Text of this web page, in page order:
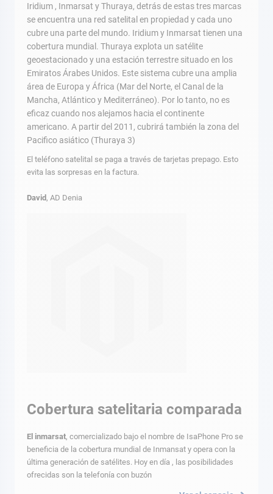
Iridium , Inmarsat y Thuraya, detrás de estas tres marcas
se encuentra una red satelital en propiedad y cada uno
cubre una parte del mundo. Iridium y Inmarsat tienen una
cobertura mundial. Thuraya explota un satélite
geoestacionado y una estación terrestre situado en los
Emiratos Árabes Unidos. Este sistema cubre una amplia
área de Europa y África (Mar del Norte, el Canal de la
Mancha, Atlántico y Mediterráneo). Por lo tanto, no es
eficaz cuando nos alejamos hacia el continente
americano. A partir del 2011, cubrirá también la zona del
Pacifico asiático (Thuraya 3)
El teléfono satelital se paga a través de tarjetas prepago. Esto
evita las sorpresas en la factura.
David, AD Denia
Cobertura satelitaria comparada
El inmarsat, comercializado bajo el nombre de IsaPhone Pro se
beneficia de la cobertura mundial de Inmansat y opera con la
última generación de satélites. Hoy en día , las posibilidades
ofrecidas son la telefonía con buzón